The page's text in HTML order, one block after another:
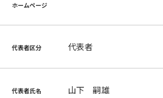
ホームページ
代表者区分 代表者
代表者氏名 山下 嗣雄